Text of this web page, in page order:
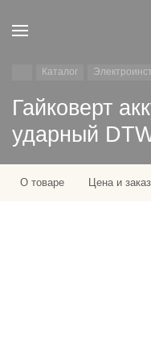
Каталог
Гайковерт
ударный
О товаре Цена и заказ